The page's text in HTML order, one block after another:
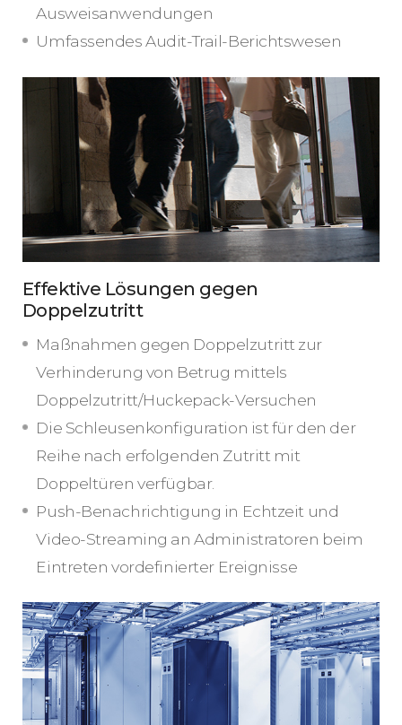
Ausweisanwendungen
Umfassendes Audit-Trail-Berichtswesen
Effektive Lösungen gegen
Doppelzutritt
Maßnahmen gegen Doppelzutritt zur
Verhinderung von Betrug mittels
Doppelzutritt/Huckepack-Versuchen
Die Schleusenkonfiguration ist für den der
Reihe nach erfolgenden Zutritt mit
Doppeltüren verfügbar.
Push-Benachrichtigung in Echtzeit und
Video-Streaming an Administratoren beim
Eintreten vordefinierter Ereignisse